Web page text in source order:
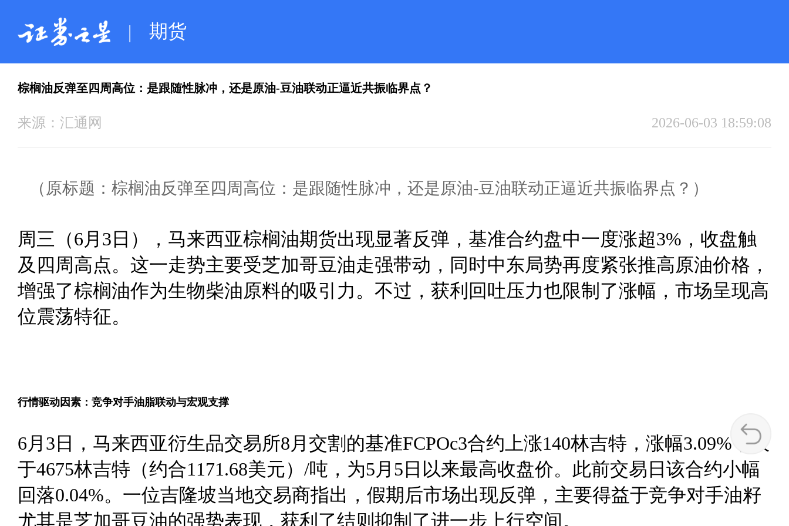
| 期货
棕榈油反弹至四周高位：是跟随性脉冲，还是原油-豆油联动正逼近共振临界点？
来源： 汇通网 2026-06-03 18:59:08
（原标题：棕榈油反弹至四周高位：是跟随性脉冲，还是原油-豆油联动正逼近共振临界点？）
周三（6月3日），马来西亚棕榈油期货出现显著反弹，基准合约盘中一度涨超3%，收盘触
及四周高点。这一走势主要受芝加哥豆油走强带动，同时中东局势再度紧张推高原油价格，
增强了棕榈油作为生物柴油原料的吸引力。不过，获利回吐压力也限制了涨幅，市场呈现高
位震荡特征。
行情驱动因素：竞争对手油脂联动与宏观支撑
6月3日，马来西亚衍生品交易所8月交割的基准FCPOc3合约上涨140林吉特，涨幅3.09%，收
于4675林吉特（约合1171.68美元）/吨，为5月5日以来最高收盘价。此前交易日该合约小幅
回落0.04%。一位吉隆坡当地交易商指出，假期后市场出现反弹，主要得益于竞争对手油籽
尤其是芝加哥豆油的强势表现，获利了结则抑制了进一步上行空间。